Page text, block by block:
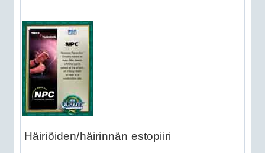
Häiriöiden/häirinnän estopiiri